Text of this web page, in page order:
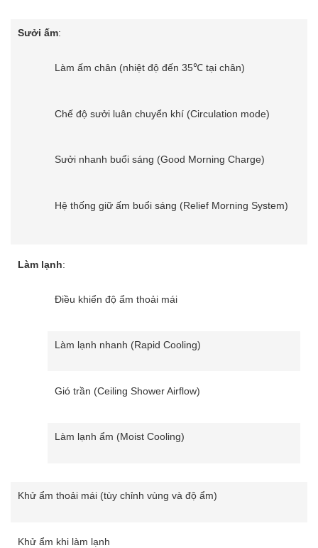
Sưởi ấm:
Làm ấm chân (nhiệt độ đến 35℃ tại chân)
Chế độ sưởi luân chuyển khí (Circulation mode)
Sưởi nhanh buổi sáng (Good Morning Charge)
Hệ thống giữ ấm buổi sáng (Relief Morning System)
Làm lạnh:
Điều khiển độ ẩm thoải mái
Làm lạnh nhanh (Rapid Cooling)
Gió trần (Ceiling Shower Airflow)
Làm lạnh ẩm (Moist Cooling)
Khử ẩm thoải mái (tùy chỉnh vùng và độ ẩm)
Khử ẩm khi làm lạnh